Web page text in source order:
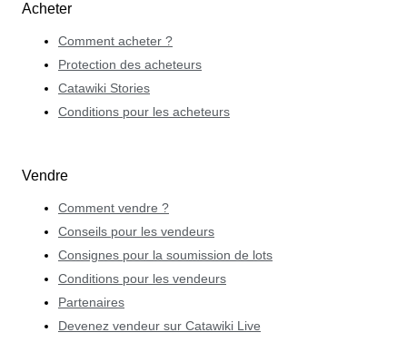
Acheter
Comment acheter ?
Protection des acheteurs
Catawiki Stories
Conditions pour les acheteurs
Vendre
Comment vendre ?
Conseils pour les vendeurs
Consignes pour la soumission de lots
Conditions pour les vendeurs
Partenaires
Devenez vendeur sur Catawiki Live